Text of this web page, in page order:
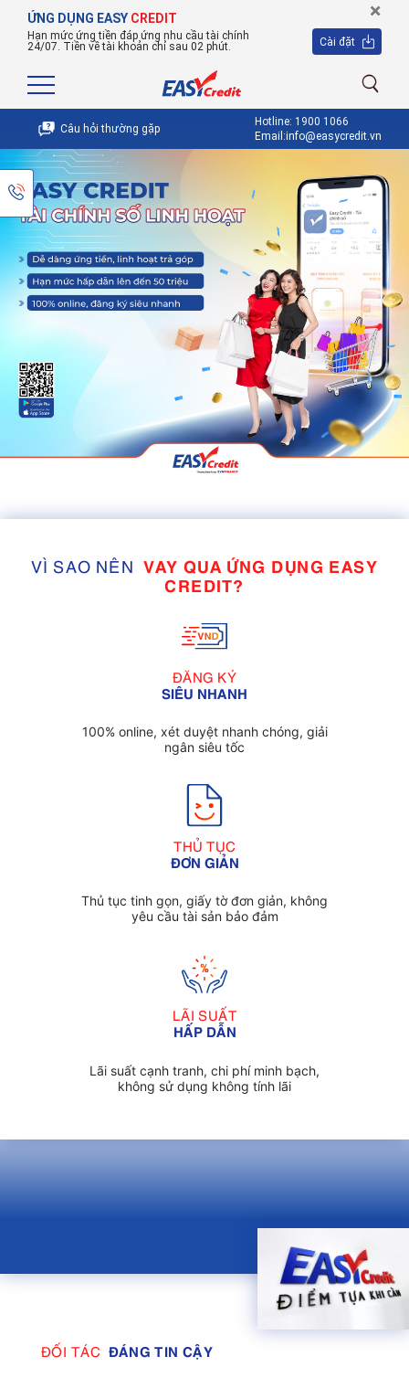
ỨNG DỤNG EASY CREDIT
Hạn mức ứng tiền đáp ứng nhu cầu tài chính
24/07. Tiền về tài khoản chỉ sau 02 phút.
×
Cài đặt
Câu hỏi thường gặp
Hotline: 1900 1066
Email:info@easycredit.vn
VÌ SAO NÊN VAY QUA ỨNG DỤNG EASY
CREDIT?
ĐĂNG KÝ
SIÊU NHANH
100% online, xét duyệt nhanh chóng, giải
ngân siêu tốc
THỦ TỤC
ĐƠN GIẢN
Thủ tục tinh gọn, giấy tờ đơn giản, không
yêu cầu tài sản bảo đảm
LÃI SUẤT
HẤP DẪN
Lãi suất cạnh tranh, chi phí minh bạch,
không sử dụng không tính lãi
ĐỐI TÁC ĐÁNG TIN CẬY